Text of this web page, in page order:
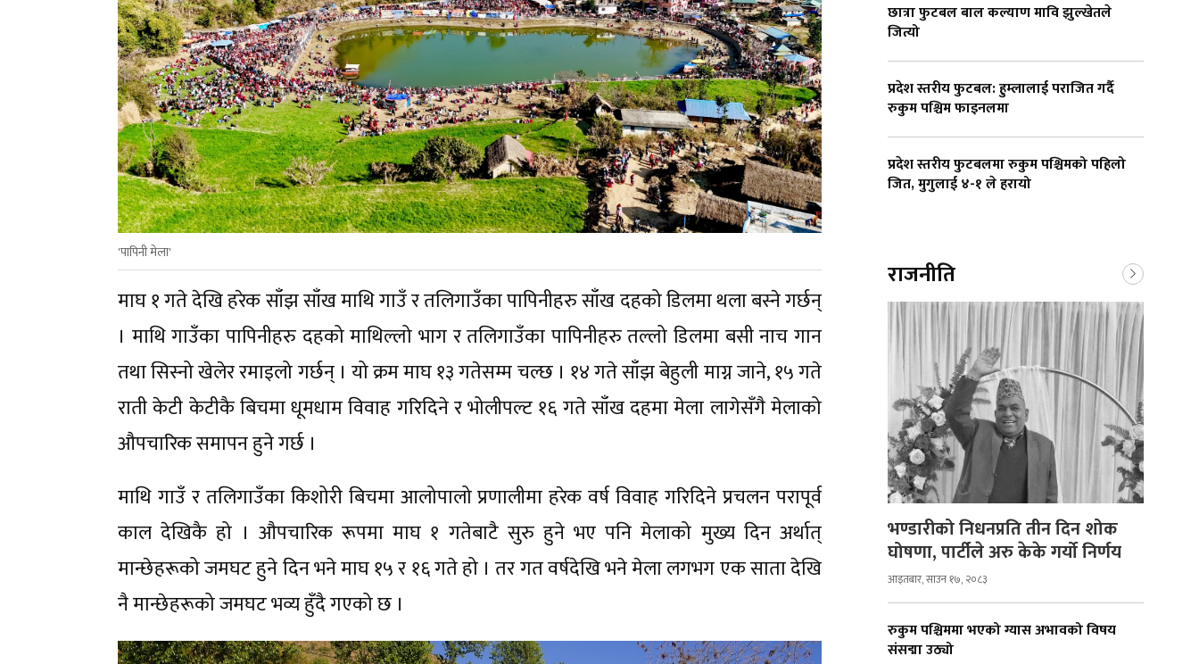
'पापिनी मेला'
माघ १ गते देखि हरेक साँझ साँख माथि गाउँ र तलिगाउँका पापिनीहरु साँख दहको डिलमा थला बस्ने गर्छन्
। माथि गाउँका पापिनीहरु दहको माथिल्लो भाग र तलिगाउँका पापिनीहरु तल्लो डिलमा बसी नाच गान
तथा सिस्नो खेलेर रमाइलो गर्छन् । यो क्रम माघ १३ गतेसम्म चल्छ । १४ गते साँझ बेहुली माग्न जाने, १५ गते
राती केटी केटीकै बिचमा धूमधाम विवाह गरिदिने र भोलीपल्ट १६ गते साँख दहमा मेला लागेसँगै मेलाको
औपचारिक समापन हुने गर्छ ।
माथि गाउँ र तलिगाउँका किशोरी बिचमा आलोपालो प्रणालीमा हरेक वर्ष विवाह गरिदिने प्रचलन परापूर्व
काल देखिकै हो । औपचारिक रूपमा माघ १ गतेबाटै सुरु हुने भए पनि मेलाको मुख्य दिन अर्थात्
मान्छेहरूको जमघट हुने दिन भने माघ १५ र १६ गते हो । तर गत वर्षदेखि भने मेला लगभग एक साता देखि
नै मान्छेहरूको जमघट भव्य हुँदै गएको छ ।
छात्रा फुटबल बाल कल्याण मावि झुल्खेतले
जित्यो
प्रदेश स्तरीय फुटबल: हुम्लालाई पराजित गर्दै
रुकुम पश्चिम फाइनलमा
प्रदेश स्तरीय फुटबलमा रुकुम पश्चिमको पहिलो
जित, मुगुलाई ४-१ ले हरायो
राजनीति
भण्डारीको निधनप्रति तीन दिन शोक
घोषणा, पार्टीले अरु केके गर्यो निर्णय
आइतबार, साउन १७, २०८३
रुकुम पश्चिममा भएको ग्यास अभावको विषय
संसद्मा उठ्यो